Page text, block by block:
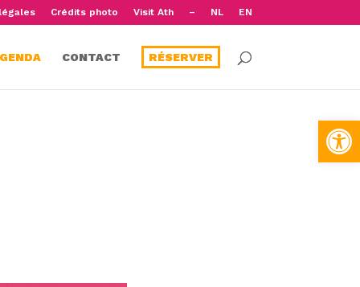
Crédits photo Visit Ath – NL EN
CONTACT RÉSERVER